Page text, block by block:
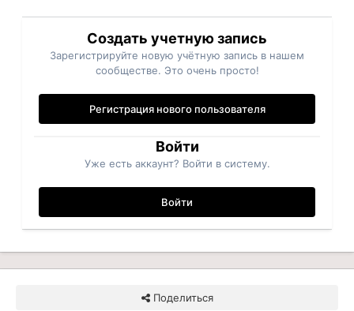
Создать учетную запись
Зарегистрируйте новую учётную запись в нашем
сообществе. Это очень просто!
Регистрация нового пользователя
Войти
Уже есть аккаунт? Войти в систему.
Войти
Поделиться